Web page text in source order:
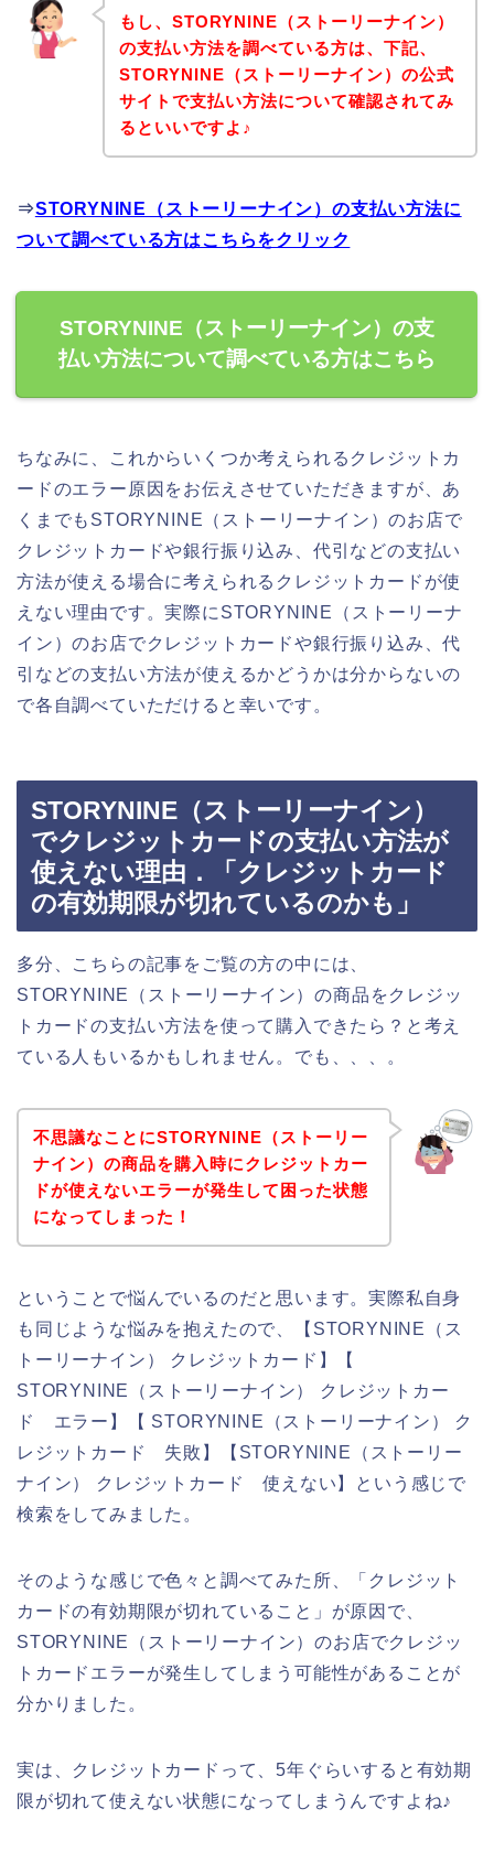
もし、STORYNINE（ストーリーナイン）
の支払い方法を調べている方は、下記、
STORYNINE（ストーリーナイン）の公式
サイトで支払い方法について確認されてみ
るといいですよ♪
⇒STORYNINE（ストーリーナイン）の支払い方法に
ついて調べている方はこちらをクリック
STORYNINE（ストーリーナイン）の支
払い方法について調べている方はこちら
ちなみに、これからいくつか考えられるクレジットカ
ードのエラー原因をお伝えさせていただきますが、あ
くまでもSTORYNINE（ストーリーナイン）のお店で
クレジットカードや銀行振り込み、代引などの支払い
方法が使える場合に考えられるクレジットカードが使
えない理由です。実際にSTORYNINE（ストーリーナ
イン）のお店でクレジットカードや銀行振り込み、代
引などの支払い方法が使えるかどうかは分からないの
で各自調べていただけると幸いです。
STORYNINE（ストーリーナイン）
でクレジットカードの支払い方法が
使えない理由．「クレジットカード
の有効期限が切れているのかも」
多分、こちらの記事をご覧の方の中には、
STORYNINE（ストーリーナイン）の商品をクレジッ
トカードの支払い方法を使って購入できたら？と考え
ている人もいるかもしれません。でも、、、。
不思議なことにSTORYNINE（ストーリー
ナイン）の商品を購入時にクレジットカー
ドが使えないエラーが発生して困った状態
になってしまった！
ということで悩んでいるのだと思います。実際私自身
も同じような悩みを抱えたので、【STORYNINE（ス
トーリーナイン） クレジットカード】【
STORYNINE（ストーリーナイン） クレジットカー
ド エラー】【 STORYNINE（ストーリーナイン） ク
レジットカード 失敗】【STORYNINE（ストーリー
ナイン） クレジットカード 使えない】という感じで
検索をしてみました。
そのような感じで色々と調べてみた所、「クレジット
カードの有効期限が切れていること」が原因で、
STORYNINE（ストーリーナイン）のお店でクレジッ
トカードエラーが発生してしまう可能性があることが
分かりました。
実は、クレジットカードって、5年ぐらいすると有効期
限が切れて使えない状態になってしまうんですよね♪